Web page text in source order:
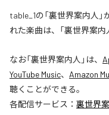
table_1の「裏世界案内人
れた楽曲は、「裏世界案内
なお「裏世界案内人 」は、
YouTube Music、 Amazon
聴くことができる。
各配信サービス： 裏世界